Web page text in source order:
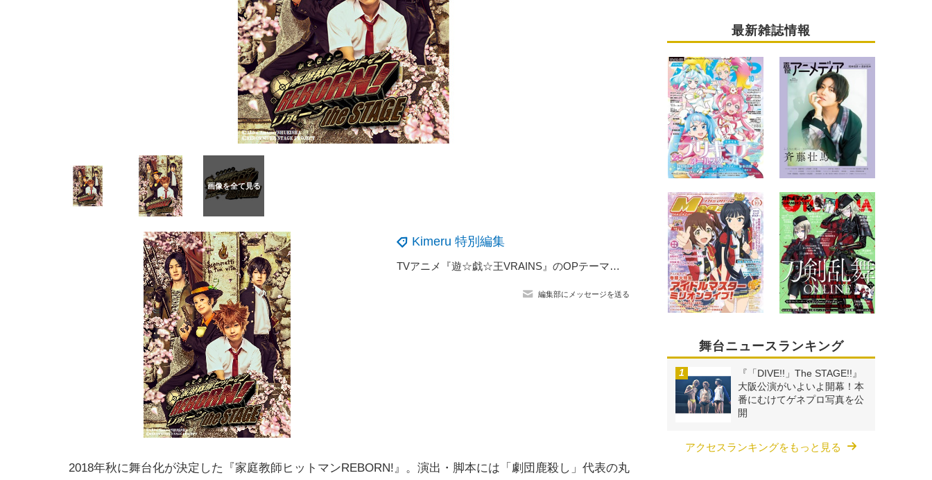
Kimeru 特別編集
TVアニメ『遊☆戯☆王VRAINS』のOPテーマ「calling」発売！KIMERU「歌詞を読んで、熱くなってくれたらうれしいです」【インタビュー】
編集部にメッセージを送る
2018年秋に舞台化が決定した『家庭教師ヒットマンREBORN!』。演出・脚本には「劇団鹿殺し」代表の丸
最新雑誌情報
舞台ニュースランキング
『「DIVE!!」The STAGE!!』
大阪公演がいよいよ開幕！本
番にむけてゲネプロ写真を公
開
アクセスランキングをもっと見る